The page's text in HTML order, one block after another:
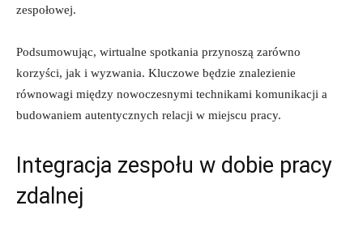
zespołowej.
Podsumowując, wirtualne spotkania przynoszą zarówno
korzyści, jak i wyzwania. Kluczowe będzie znalezienie
równowagi między nowoczesnymi technikami komunikacji​ a
budowaniem autentycznych relacji w miejscu pracy.
Integracja zespołu ⁢w dobie pracy
zdalnej